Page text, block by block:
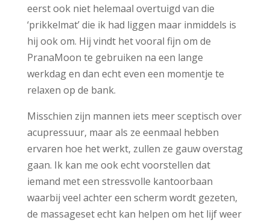
eerst ook niet helemaal overtuigd van die
‘prikkelmat’ die ik had liggen maar inmiddels is
hij ook om. Hij vindt het vooral fijn om de
PranaMoon te gebruiken na een lange
werkdag en dan echt even een momentje te
relaxen op de bank.
Misschien zijn mannen iets meer sceptisch over
acupressuur, maar als ze eenmaal hebben
ervaren hoe het werkt, zullen ze gauw overstag
gaan. Ik kan me ook echt voorstellen dat
iemand met een stressvolle kantoorbaan
waarbij veel achter een scherm wordt gezeten,
de massageset echt kan helpen om het lijf weer